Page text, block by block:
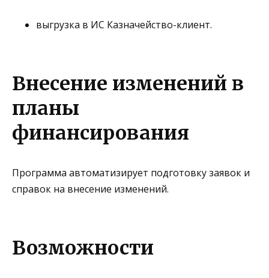
выгрузка в ИС Казначейство-клиент.
Внесение изменений в
планы
финансирования
Программа автоматизирует подготовку заявок и
справок на внесение изменений.
Возможности